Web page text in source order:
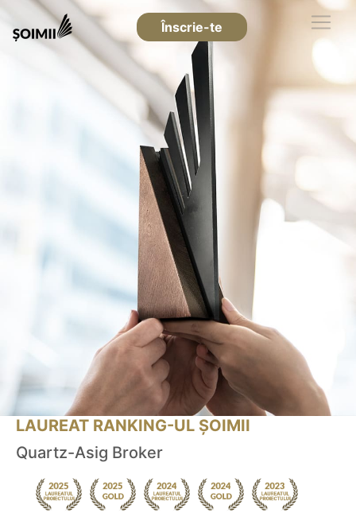
Înscrie-te
LAUREAT RANKING-UL ȘOIMII
Quartz-Asig Broker